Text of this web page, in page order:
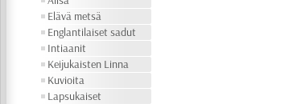
Elävä metsä
Englantilaiset sadut
Intiaanit
Keijukaisten Linna
Kuvioita
Lapsukaiset